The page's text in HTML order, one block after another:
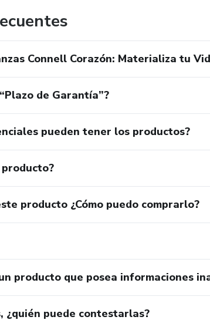
Connell Corazón: Materializa tu
de Garantía”?
pueden tener los productos?
producto?
producto ¿Cómo puedo comprarlo?
producto que posea informaciones
¿quién puede contestarlas?